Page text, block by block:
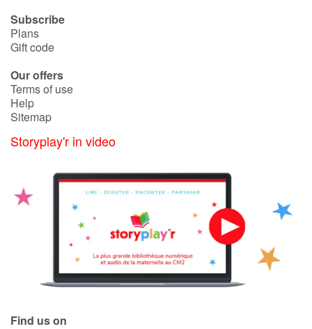
Subscribe
Plans
Gift code
Our offers
Terms of use
Help
Sitemap
Storyplay'r in video
Find us on